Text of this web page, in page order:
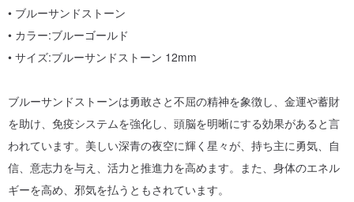
• ブルーサンドストーン
• カラー:ブルーゴールド
• サイズ:ブルーサンドストーン 12mm
ブルーサンドストーンは勇敢さと不屈の精神を象徴し、金運や蓄財
を助け、免疫システムを強化し、頭脳を明晰にする効果があると言
われています。美しい深青の夜空に輝く星々が、持ち主に勇気、自
信、意志力を与え、活力と推進力を高めます。また、身体のエネル
ギーを高め、邪気を払うともされています。